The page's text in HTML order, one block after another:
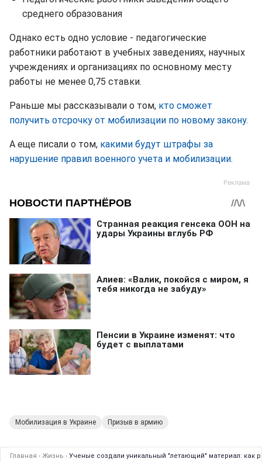
среднего образования
Однако есть одно условие - педагогические
работники работают в учебных заведениях, научных
учреждениях и организациях по основному месту
работы не менее 0,75 ставки.
Раньше мы рассказывали о том, кто сможет
получить отсрочку от мобилизации по новому закону.
А еще писали о том, какими будут штрафы за
нарушение правил военного учета и мобилизации.
Мобилизация в Украине Призыв в армию
Главная › Жизнь › Ученые создали уникальный "летающий" материал: как